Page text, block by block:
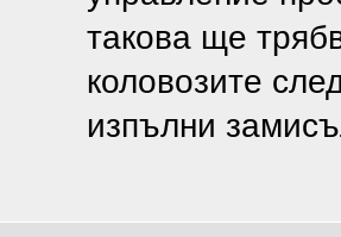
такова ще
коловозите
изпълни